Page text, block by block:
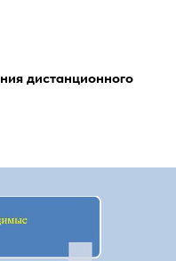
дистанционного